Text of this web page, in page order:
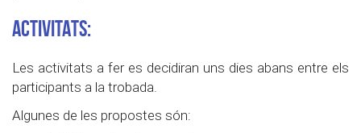
ACTIVITATS:
Les activitats a fer es decidiran uns dies abans entre els
participants a la trobada.
Algunes de les propostes són: